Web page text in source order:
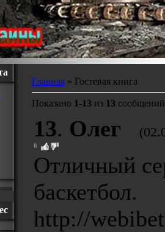
Главная » Гостевая книга
Показано 1 -13 из 13 сообщений
13. Олег
0
Отличный
баскетбол.
http://